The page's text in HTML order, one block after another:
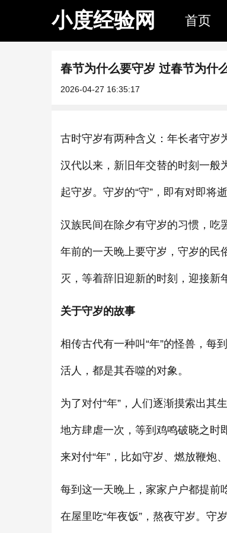
小度经验网 首页
春节为什么要守岁 过春节为什
2026-04-27 16:35:17
古时守岁有两种含义：年长者守岁
汉代以来，新旧年交替的时刻一般
起守岁。守岁的“守”，即有对即将
汉族民间在除夕有守岁的习惯，吃
年前的一天晚上要守岁，守岁的民
灭，等着辞旧迎新的时刻，迎接新
关于守岁的故事
相传古代有一种叫“年”的怪兽，每
活人，都是其吞噬的对象。
为了对付“年”，人们逐渐摸索出
地方肆虐一次，等到鸡鸣破晓之时
来对付“年”，比如守岁、燃放鞭炮
每到这一天晚上，家家户户都提前
在屋里吃“年夜饭”，熬夜守岁。守